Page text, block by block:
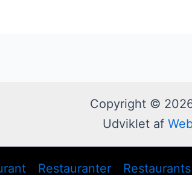
Copyright ©
Udviklet af
Restauranter